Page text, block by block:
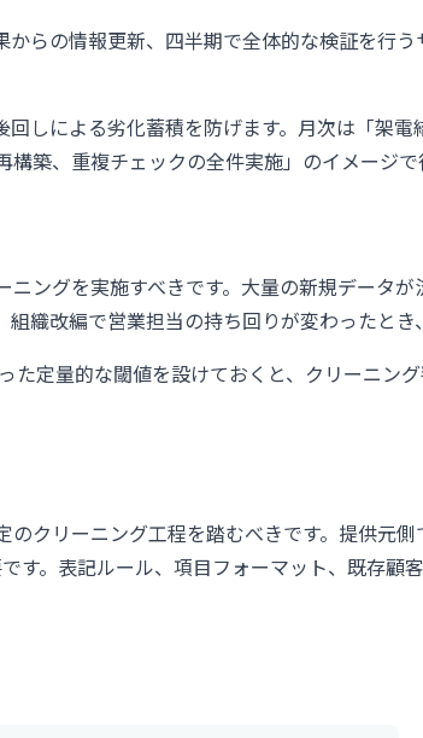
らの情報更新、四半期で全体的な検証を行
しによる劣化蓄積を防げます。月次は「架電
築、重複チェックの全件実施」のイメージで
ングを実施すべきです。大量の新規データ
織改編で営業担当の持ち回りが変わったとき
た定量的な閾値を設けておくと、クリーニン
クリーニング工程を踏むべきです。提供元
す。表記ルール、項目フォーマット、既存顧